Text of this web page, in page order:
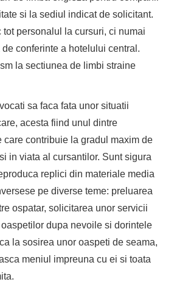
si la sediul indicat de solicitant.
tot personalul la cursuri, ci numai
conferinte a hotelului central.
la sectiunea de limbi straine
sa faca fata unor situatii
acesta fiind unul dintre
care contribuie la gradul maxim de
in viata al cursantilor. Sunt sigura
replici din materiale media
pe diverse teme: preluarea
ospatar, solicitarea unor servicii
dupa nevoile si dorintele
la sosirea unor oaspeti de seama,
meniul impreuna cu ei si toata